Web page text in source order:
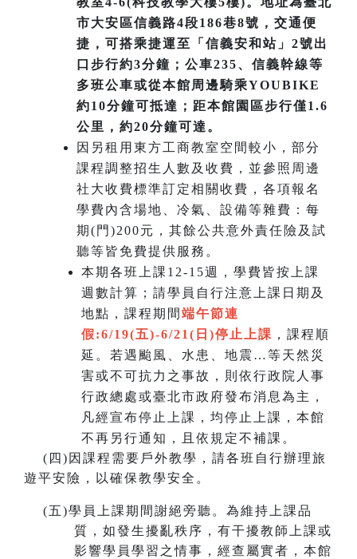
市大安區信義路4段186巷8號，交通便
捷，可搭乘捷運至「信義安和站」2號出
口步行約3分鐘；公車235、信義幹線等
多班公車或從本館周邊騎乘YOUBIKE
約10分鐘可抵達；距本館園區步行僅1.6
公里，約20分鐘可達。
因另租用東方工商教室空間較小，部分
課程調整招生人數及收費，並參照周邊
社大收費標準訂定相關收費，各項報名
學費內含場地、冷氣、設備等雜費：每
期(門)200元，其餘公共意外責任險及試
聽等皆免費提供服務。
本期各班上課12-15週，學費皆按上課
週數計算；請學員自行注意上課日期及
地點，課程期間 端午節連
假:6/19(五)-6/21(日)停止上課 ，課程順
延。若遇颱風、水患、地震…等天然災
害或不可抗力之事故，則依行政院人事
行政總處或臺北市政府發布消息為主，
凡經宣布停止上課，均停止上課，本館
不再另行通知，且依規定不補課。
( 四)因課程需要戶外教學，請各班自行辦理旅
遊平安險，以確保教學安全。
(五)學員上課期間謝絕旁聽。為維持上課品
質，如發生擾亂秩序，有干擾教師上課或
影響學員學習之情事，經查屬實者，本館